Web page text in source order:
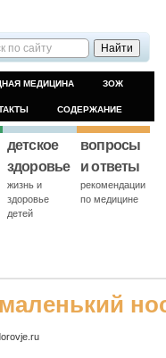
МЕДИЦИНА ЗОЖ
СОДЕРЖАНИЕ
детское
здоровье
жизнь и
здоровье
детей
вопросы
и ответы
рекомендации
по медицине